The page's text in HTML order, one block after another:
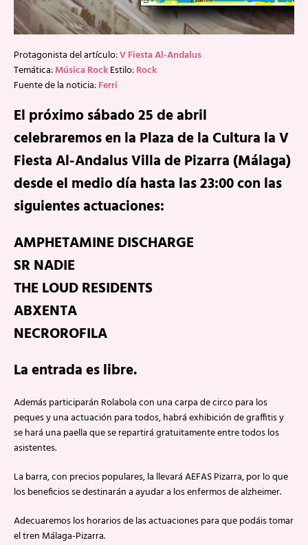
Protagonista del artículo:V Fiesta Al-Andalus
Temática:Música RockEstilo:Rock
Fuente de la noticia:Ferri
El próximo sábado 25 de abril
celebraremos en la Plaza de la Cultura la V
Fiesta Al-Andalus Villa de Pizarra (Málaga)
desde el medio día hasta las 23:00 con las
siguientes actuaciones:
AMPHETAMINE DISCHARGE
SR NADIE
THE LOUD RESIDENTS
ABXENTA
NECROROFILA
La entrada es libre.
Además participarán Rolabola con una carpa de circo para los
peques y una actuación para todos, habrá exhibición de graffitis y
se hará una paella que se repartirá gratuitamente entre todos los
asistentes.
La barra, con precios populares, la llevará AEFAS Pizarra, por lo que
los beneficios se destinarán a ayudar a los enfermos de alzheimer.
Adecuaremos los horarios de las actuaciones para que podáis tomar
el tren Málaga-Pizarra.